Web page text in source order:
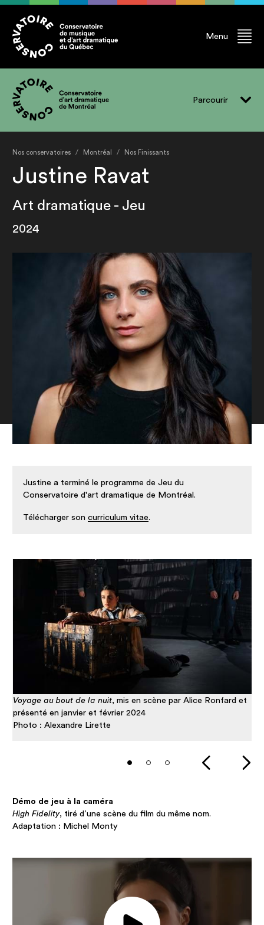
Menu
Parcourir
Programmes
Professeur.e.s
Finissant.e.s
Diplômé.e.s
Nos conservatoires Montréal Nos Finissants
Justine Ravat
Art dramatique - Jeu
2024
Justine a terminé le programme de Jeu du
Conservatoire d'art dramatique de Montréal.
Télécharger soncurriculum vitae.
Voyage au bout de la nuit, mis en scène par Alice Ronfard et
présenté en janvier et février 2024
Photo : Alexandre Lirette
Démo de jeu à la caméra
High Fidelity, tiré d’une scène du film du même nom.
Adaptation : Michel Monty